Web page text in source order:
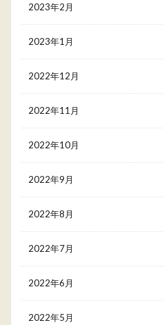
2023年2月
2023年1月
2022年12月
2022年11月
2022年10月
2022年9月
2022年8月
2022年7月
2022年6月
2022年5月